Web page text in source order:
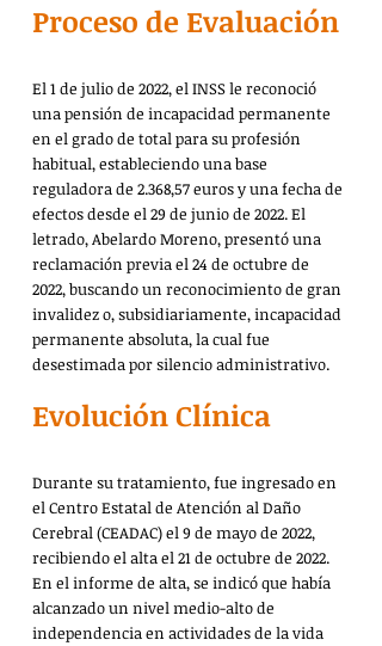
Proceso de Evaluación
El 1 de julio de 2022, el INSS le reconoció
una pensión de incapacidad permanente
en el grado de total para su profesión
habitual, estableciendo una base
reguladora de 2.368,57 euros y una fecha de
efectos desde el 29 de junio de 2022. El
letrado, Abelardo Moreno, presentó una
reclamación previa el 24 de octubre de
2022, buscando un reconocimiento de gran
invalidez o, subsidiariamente, incapacidad
permanente absoluta, la cual fue
desestimada por silencio administrativo.
Evolución Clínica
Durante su tratamiento, fue ingresado en
el Centro Estatal de Atención al Daño
Cerebral (CEADAC) el 9 de mayo de 2022,
recibiendo el alta el 21 de octubre de 2022.
En el informe de alta, se indicó que había
alcanzado un nivel medio-alto de
independencia en actividades de la vida